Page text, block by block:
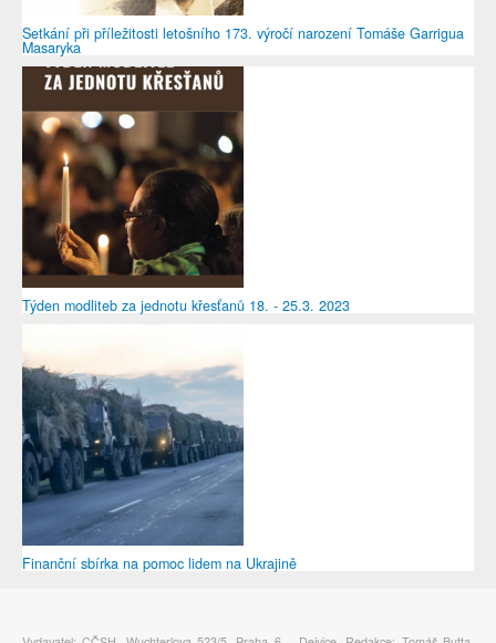
Setkání při příležitosti letošního 173. výročí narození Tomáše Garrigua
Masaryka
Týden modliteb za jednotu křesťanů 18. - 25.3. 2023
Finanční sbírka na pomoc lidem na Ukrajině